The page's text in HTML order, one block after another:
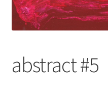
abstract #5